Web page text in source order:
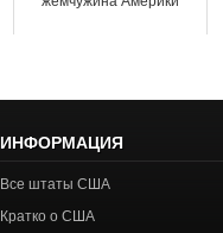
ИНФОРМАЦИЯ
Все штаты США
Кратко о США